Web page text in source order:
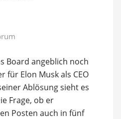
Board angeblich noch
für Elon Musk als CEO
Ablösung sieht es
Frage, ob er
Posten auch in fünf